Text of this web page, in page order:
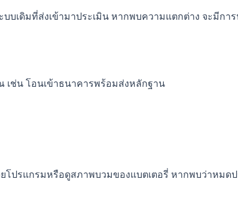
บเดิมที่ส่งเข้ามาประเมิน หากพบความแตกต่าง จะมีกา
เช่น โอนเข้าธนาคารพร้อมส่งหลักฐาน
โปรแกรมหรือดูสภาพบวมของแบตเตอรี่ หากพบว่าหมด